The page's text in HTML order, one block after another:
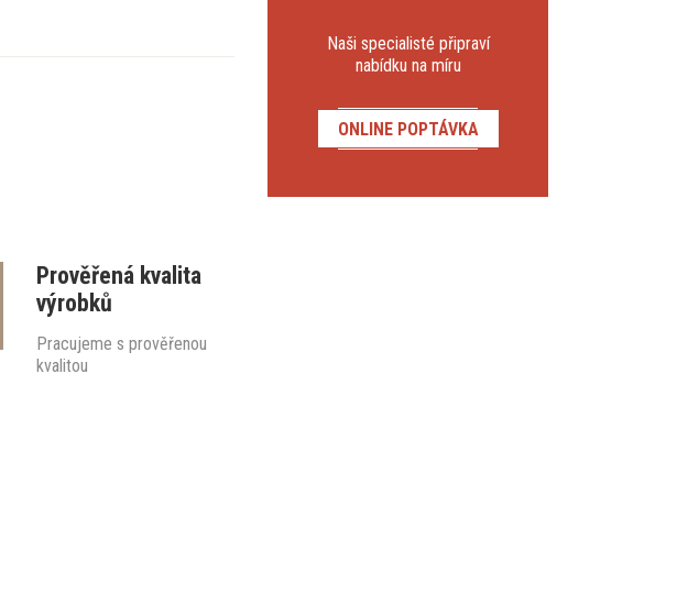
Prověřená kvalita
výrobků
Pracujeme s prověřenou
kvalitou
Naši specialisté připraví
nabídku na míru
ONLINE POPTÁVKA